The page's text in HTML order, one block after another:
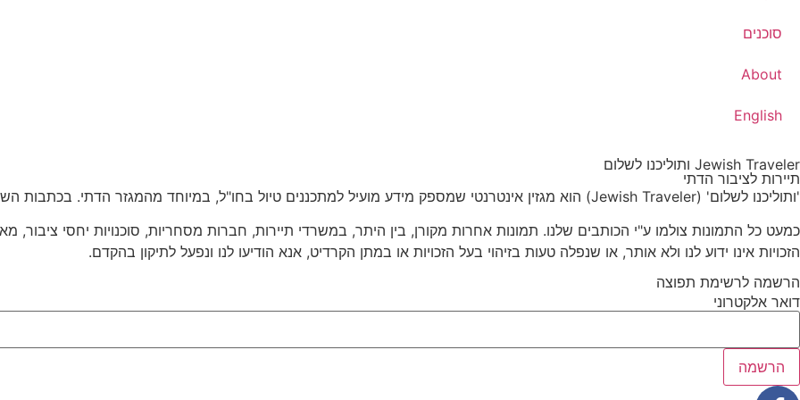
סוכנים
About
English
Jewish Traveler ותוליכנו לשלום
תיירות לציבור הדתי
'ותוליכנו לשלום' (Jewish Traveler) הוא מגזין אינטרנטי שמספק מידע מועיל למתכננים טיול בחו"ל, במיוחד מהמגזר הדתי. בכתבות השונות יש מידע ייחודי גם על היבטי יהדות ומקומות כשרים בחו"ל.
הזכויות אינו ידוע לנו ולא אותר, או שנפלה טעות בזיהוי בעל הזכויות או במתן הקרדיט, אנא הודיעו לנו ונפעל לתיקון בהקדם.
הרשמה לרשימת תפוצה
דואר אלקטרוני